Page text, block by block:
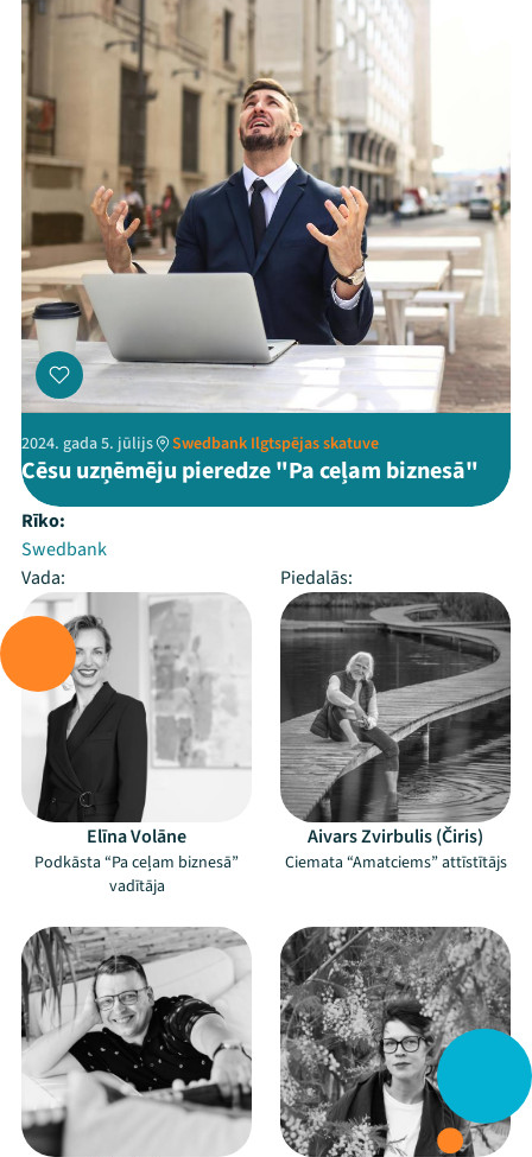
2024. gada 5. jūlijs Swedbank Ilgtspējas skatuve
Cēsu uzņēmēju pieredze "Pa ceļam biznesā"
Rīko:
Swedbank
Vada:
Piedalās:
Elīna Volāne
Podkāsta “Pa ceļam biznesā”
vadītāja
Aivars Zvirbulis (Čiris)
Ciemata “Amatciems” attīstītājs